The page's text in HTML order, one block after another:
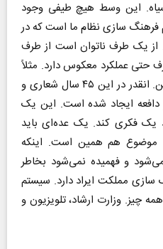
این وسط هیچ طیفی وجود
سازی نظام ما است که در
یک طرف ناتوان است از طرف
حتی عملکرد معکوس دارد. مثلاً
فرض کنید راجع به قضیه فلسطین. انقدر در این ۴۵ سال شعاری و
دافعه ایجاد شده است. این یک
یک فکری کند. یک عده‌ای باید
موضوع هم همین است. اینکه
و فهمیده نمی‌شود بخاطر
مملکت ایراد دارد. سیستم
چیز. وزارت ارشاد، تلویزیون و